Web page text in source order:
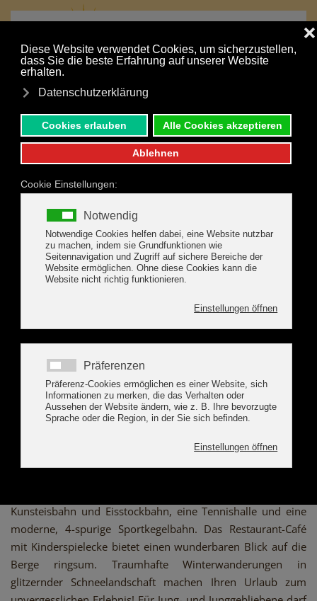
MENÜ
Ihr Urlaub ist nur einen Klick entfernt:
JETZT BUCHEN
DER URLAUBSORT ZELL
AM ZILLER
IN ZELL ERWARTET SIE EIN
REGELRECHTES
Ski- und Snowboardschulen mit Kinderpark auf der
Rosenalm, die 7 km lange, bis 1.00 Uhr nachts beleuchtete
Naturrodelbahn am Hainzenberg, sowie 14 km
Langlaufloipen mit Anschluss an die Loipen nach Hippach
Kunsteisbahn und Eisstockbahn, eine Tennishalle und eine
moderne, 4-spurige Sportkegelbahn. Das Restaurant-Café
mit Kinderspielecke bietet einen wunderbaren Blick auf die
Berge ringsum. Traumhafte Winterwanderungen in
glitzernder Schneelandschaft machen Ihren Urlaub zum